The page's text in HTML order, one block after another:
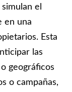
el
en una
Esta
las
geográficos
o campañas,